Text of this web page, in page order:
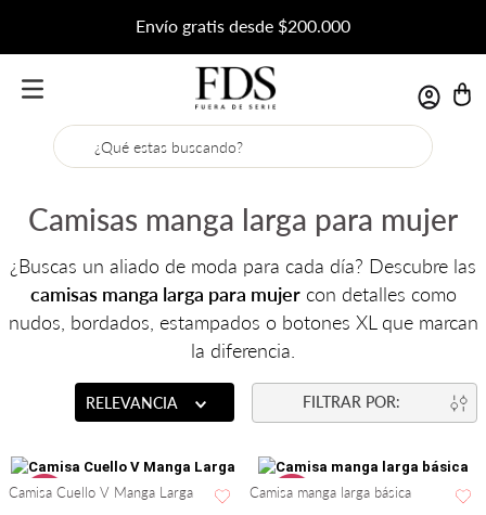
Envío gratis desde $200.000
¿Qué estas buscando?
Camisas manga larga para mujer
¿Buscas un aliado de moda para cada día? Descubre las
camisas manga larga para mujercon detalles como
nudos, bordados, estampados o botones XL que marcan
la diferencia.
RELEVANCIA
-30 %
Camisa Cuello V Manga Larga -60 %
Camisa manga larga básica